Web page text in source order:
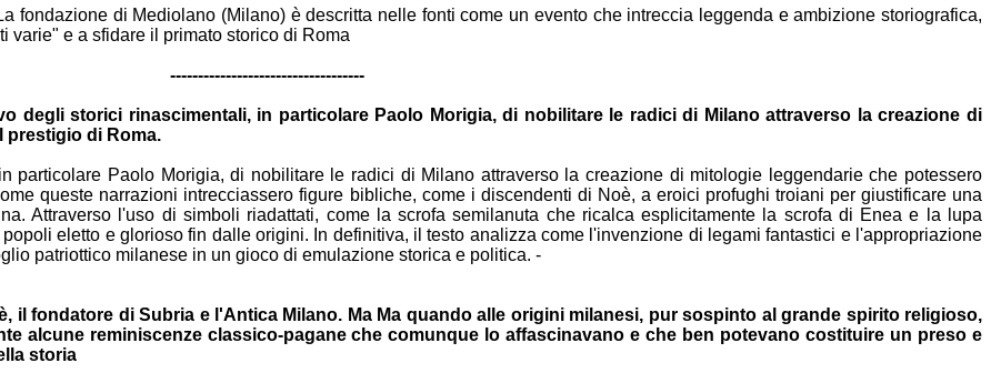
fondazione di Mediolano (Milano) è descritta nelle fonti come un evento che intreccia leggenda e ambizione storiografica,
varie" e a sfidare il primato storico di Roma
-----------------------------------
deglistorici rinascimentali, in particolare Paolo Morigia, di nobilitare le radici di Milano attraverso la creazione di
prestigio di Roma.
particolare Paolo Morigia, di nobilitare le radici di Milano attraverso la creazione di mitologie leggendarie che potessero
queste narrazioni intrecciassero figure bibliche, come i discendenti di Noè, a eroici profughi troiani per giustificare una
Attraverso l'uso di simboli riadattati, come la scrofa semilanuta che ricalca esplicitamente la scrofa di Enea e la lupa
popoli eletto eglorioso fin dalle origini. In definitiva, il testo analizza come l'invenzione di legami fantastici e l'appropriazione
patriottico milanese in un gioco di emulazione storica e politica. -
ilfondatore di Subria e l'Antica Milano. Ma Ma quando alle origini milanesi, pur sospinto al grande spirito religioso,
alcune reminiscenze classico-pagane che comunque loaffascinavano e che ben potevano costituire un preso e
storia